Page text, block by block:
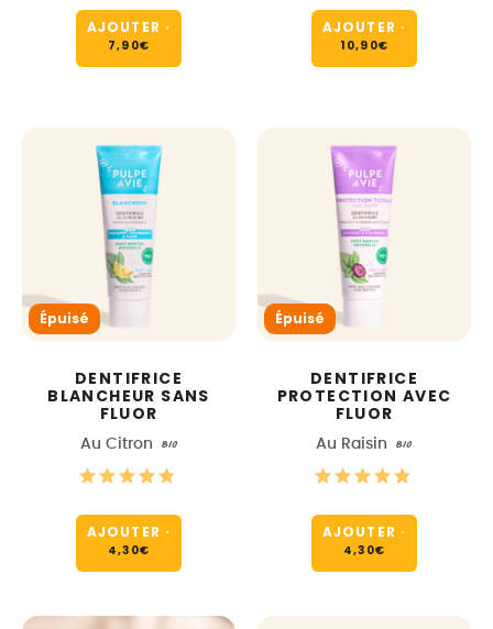
AJOUTER ·
7,90€
AJOUTER ·
10,90€
Épuisé
DENTIFRICE
BLANCHEUR SANS
FLUOR
Au Citron BIO
AJOUTER ·
4,30€
Épuisé
DENTIFRICE
PROTECTION AVEC
FLUOR
Au Raisin BIO
AJOUTER ·
4,30€